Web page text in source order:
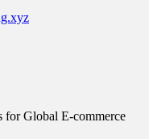
Global E-commerce